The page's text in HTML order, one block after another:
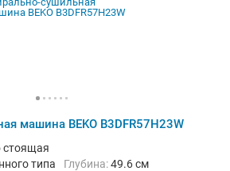
машина BEKO B3DFR57H23W
стоящая
типа Глубина:49.6 см